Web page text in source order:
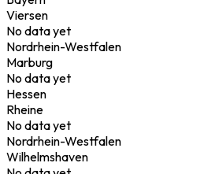
Viersen
No data yet
Nordrhein-Westfalen
Marburg
No data yet
Hessen
Rheine
No data yet
Nordrhein-Westfalen
Wilhelmshaven